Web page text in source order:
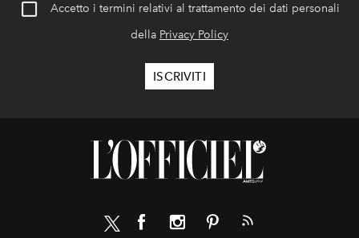
Accetto i termini relativi al trattamento dei dati personali
della Privacy Policy